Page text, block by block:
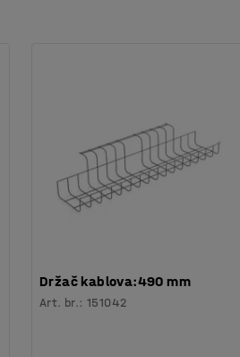
Držač kablova:490 mm
Art. br.:151042